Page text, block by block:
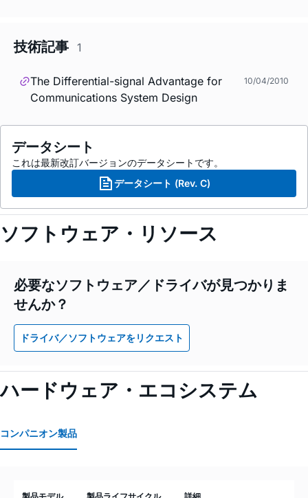
技術記事 1
The Differential-signal Advantage for
Communications System Design
10/04/2010
データシート
これは最新改訂バージョンのデータシートです。
データシート (Rev. C)
ソフトウェア・リソース
必要なソフトウェア／ドライバが見つかりま
せんか？
ドライバ／ソフトウェアをリクエスト
ハードウェア・エコシステム
コンパニオン製品